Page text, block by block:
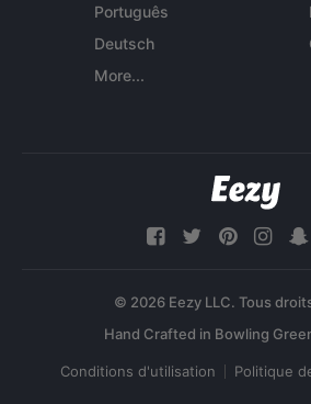
Português
Deutsch
More...
© 2026 Eezy LLC. Tous
Conditions d'utilisation Politique